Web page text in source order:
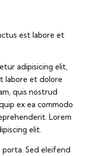
est labore et
adipisicing elit,
labore et dolore
quis nostrud
ex ea commodo
Lorem
elit.
Sed eleifend